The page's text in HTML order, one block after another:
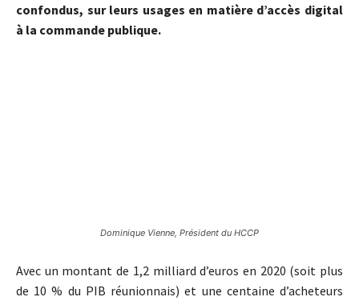
confondus, sur leurs usages en matière d’accès digital
à la commande publique.
Dominique Vienne, Président du HCCP
Avec un montant de 1,2 milliard d’euros en 2020 (soit plus
de 10 % du PIB réunionnais) et une centaine d’acheteurs